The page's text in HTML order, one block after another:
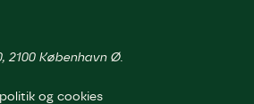
2100 København Ø.
og cookies